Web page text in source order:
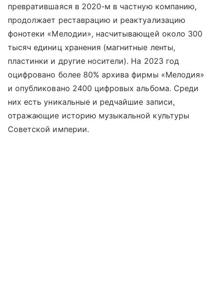
превратившаяся в 2020-м в частную компанию,
продолжает реставрацию и реактуализацию
фонотеки «Мелодии», насчитывающей около 300
тысяч единиц хранения (магнитные ленты,
пластинки и другие носители). На 2023 год
оцифровано более 80% архива фирмы «Мелодия»
и опубликовано 2400 цифровых альбома. Среди
них есть уникальные и редчайшие записи,
отражающие историю музыкальной культуры
Советской империи.